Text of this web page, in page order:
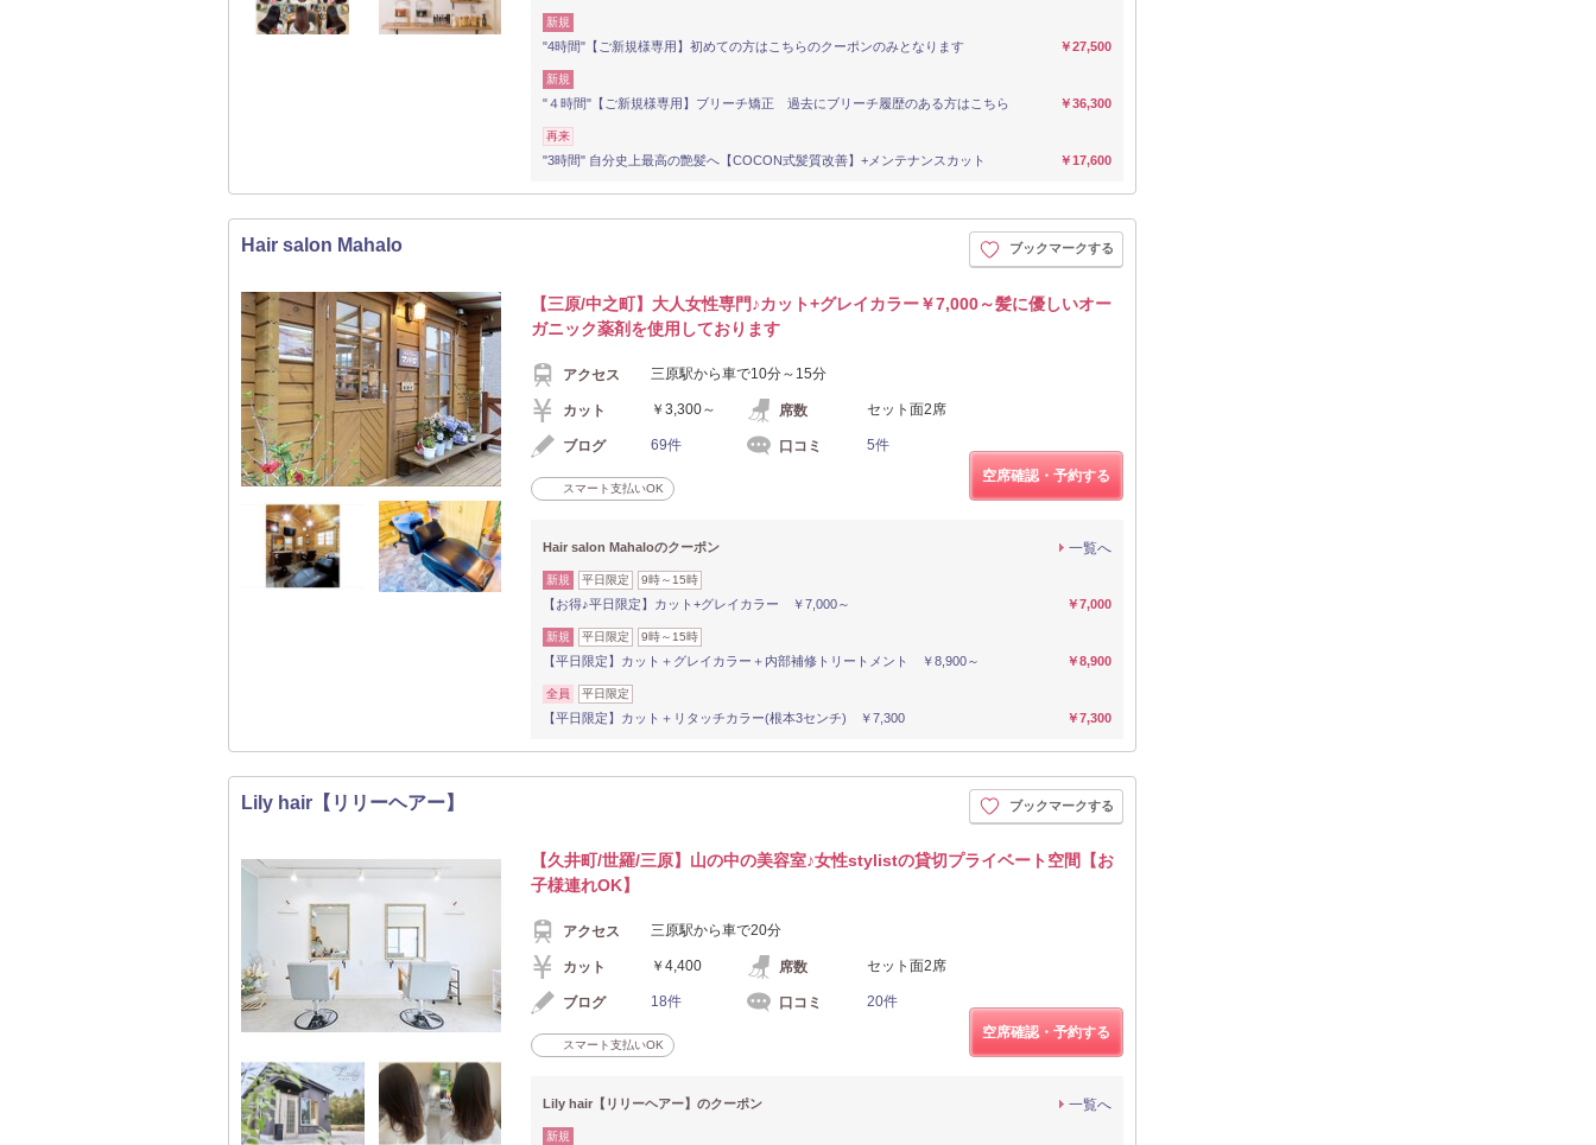
新規
"4時間"【ご新規様専用】初めての方はこちらのクーポンのみとなります ￥27,500
新規
"４時間"【ご新規様専用】ブリーチ矯正 過去にブリーチ履歴のある方はこちら ￥36,300
再来
"3時間" 自分史上最高の艶髪へ【COCON式髪質改善】+メンテナンスカット ￥17,600
Hair salon Mahalo ブックマークする
【三原/中之町】大人女性専門♪カット+グレイカラー￥7,000～髪に優しいオー
ガニック薬剤を使用しております
アクセス 三原駅から車で10分～15分
カット ￥3,300～ 席数 セット面2席
ブログ 69件 口コミ 5件
スマート支払いOK
空席確認・予約する
Hair salon Mahaloのクーポン 一覧へ
新規 平日限定 9時～15時
【お得♪平日限定】カット+グレイカラー ￥7,000～ ￥7,000
新規 平日限定 9時～15時
【平日限定】カット＋グレイカラー＋内部補修トリートメント ￥8,900～ ￥8,900
全員 平日限定
【平日限定】カット＋リタッチカラー(根本3センチ) ￥7,300 ￥7,300
Lily hair【リリーヘアー】 ブックマークする
【久井町/世羅/三原】山の中の美容室♪女性stylistの貸切プライベート空間【お
子様連れOK】
アクセス 三原駅から車で20分
カット ￥4,400 席数 セット面2席
ブログ 18件 口コミ 20件
スマート支払いOK
空席確認・予約する
Lily hair【リリーヘアー】のクーポン 一覧へ
新規